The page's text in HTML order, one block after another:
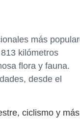
más
kilómetros
flora y fauna.
desde el
ciclismo y